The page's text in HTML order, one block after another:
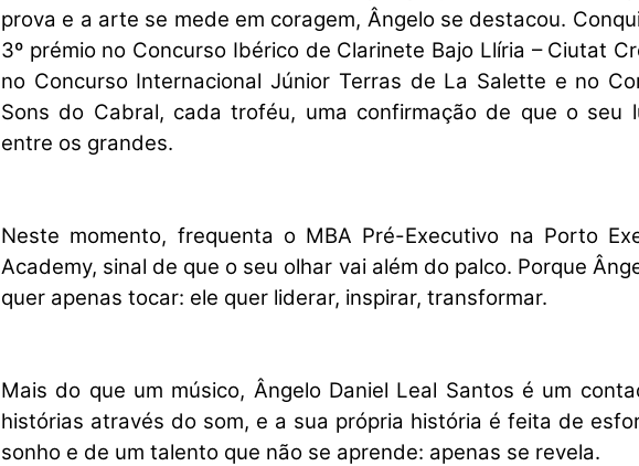
prova e a arte se mede em coragem, Ângelo se destacou.
3º prémio no Concurso Ibérico de Clarinete Bajo Llíria – Ciutat
no Concurso Internacional Júnior Terras de La Salette e no
Sons do Cabral, cada troféu, uma confirmação de que o seu
entre os grandes.
Neste momento, frequenta o MBA Pré-Executivo na Porto
Academy, sinal de que o seu olhar vai além do palco. Porque
quer apenas tocar: ele quer liderar, inspirar, transformar.
Mais do que um músico, Ângelo Daniel Leal Santos é um
histórias através do som, e a sua própria história é feita de
sonho e de um talento que não se aprende: apenas se revela.